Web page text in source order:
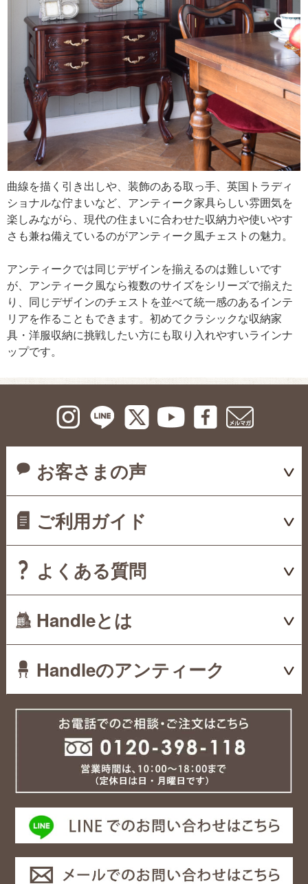
曲線を描く引き出しや、装飾のある取っ手、英国トラディ
ショナルな佇まいなど、アンティーク家具らしい雰囲気を
楽しみながら、現代の住まいに合わせた収納力や使いやす
さも兼ね備えているのがアンティーク風チェストの魅力。
アンティークでは同じデザインを揃えるのは難しいです
が、アンティーク風なら複数のサイズをシリーズで揃えた
り、同じデザインのチェストを並べて統一感のあるインテ
リアを作ることもできます。初めてクラシックな収納家
具・洋服収納に挑戦したい方にも取り入れやすいラインナ
ップです。
お客さまの声
ご利用ガイド
よくある質問
Handleとは
Handleのアンティーク